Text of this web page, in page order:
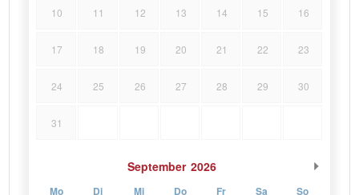
10 11 12 13 14 15 16
17 18 19 20 21 22 23
24 25 26 27 28 29 30
31
September 2026
Mo Di Mi Do Fr Sa So